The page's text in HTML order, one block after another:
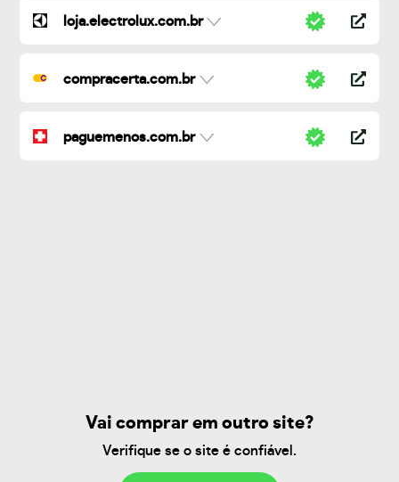
loja.electrolux.com.br
compracerta.com.br
paguemenos.com.br
Vai comprar em outro site?
Verifique se o site é confiável.